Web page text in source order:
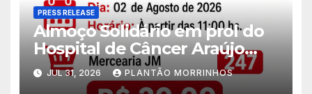
PRESS RELEASE
Almoço Solidário em prol do
Hospital de Câncer Araújo
Jorge é realizado no Jardim
América
JUL 31, 2026 PLANTÃO MORRINHOS